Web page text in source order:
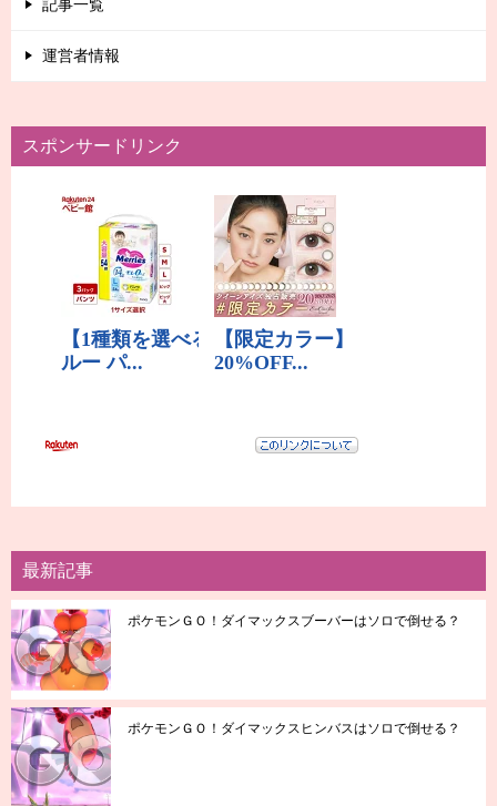
記事一覧
運営者情報
スポンサードリンク
最新記事
ポケモンＧＯ！ダイマックスブーバーはソロで倒せる？
ポケモンＧＯ！ダイマックスヒンバスはソロで倒せる？